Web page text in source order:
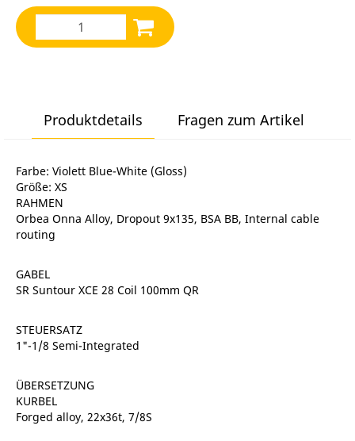
Produktdetails Fragen zum Artikel
Farbe: Violett Blue-White (Gloss)
Größe: XS
RAHMEN
Orbea Onna Alloy, Dropout 9x135, BSA BB, Internal cable
routing
GABEL
SR Suntour XCE 28 Coil 100mm QR
STEUERSATZ
1"-1/8 Semi-Integrated
ÜBERSETZUNG
KURBEL
Forged alloy, 22x36t, 7/8S